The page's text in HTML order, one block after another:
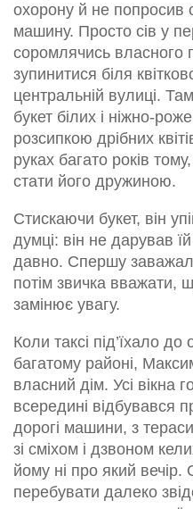
охорону й не попросив
машину. Просто сів у
соромлячись власного
зупинитися біля
центральній вулиці.
букет білих і ніжно-
розсипкою дрібних
руках багато років
стати його дружиною.
Стискаючи букет, він
думці: він не дарував
давно. Спершу
потім звичка вважати,
замінює увагу.
Коли таксі під’їхало
багатому районі,
власний дім. Усі вікна
всередині відбувався
дорогі машини, з
зі сміхом і дзвоном
йому ні про який вечір.
перебувати далеко